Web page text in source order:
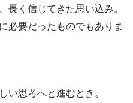
長く信じてきた思い込み。
必要だったものでもありま
い思考へと進むとき。